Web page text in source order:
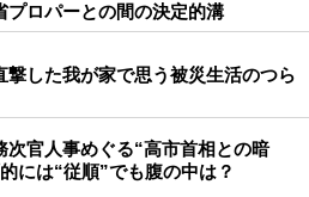
プロパーとの間の決定的溝
撃した我が家で思う被災生活のつら
次官人事めぐる“高市首相との暗
には“従順”でも腹の中は？